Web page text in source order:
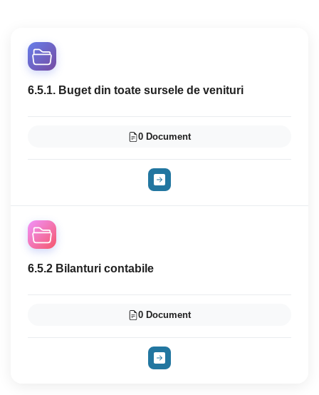
6.5.1. Buget din toate sursele de venituri
0 Document
6.5.2 Bilanturi contabile
0 Document